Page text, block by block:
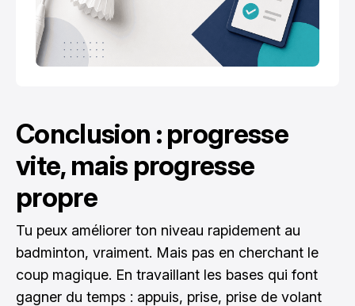
Conclusion : progresse
vite, mais progresse
propre
Tu peux améliorer ton niveau rapidement au
badminton, vraiment. Mais pas en cherchant le
coup magique. En travaillant les bases qui font
gagner du temps : appuis, prise, prise de volant